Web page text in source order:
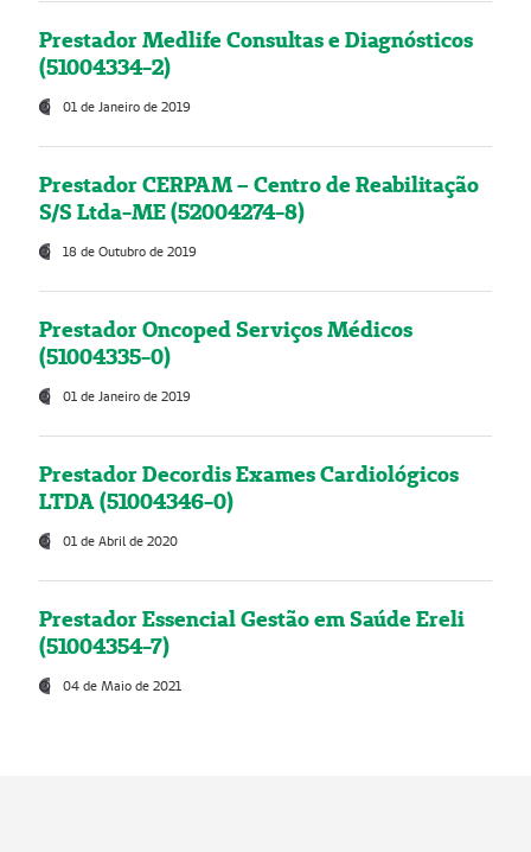
Prestador Medlife Consultas e Diagnósticos
(51004334-2)
01 de Janeiro de 2019
Prestador CERPAM – Centro de Reabilitação
S/S Ltda-ME (52004274-8)
18 de Outubro de 2019
Prestador Oncoped Serviços Médicos
(51004335-0)
01 de Janeiro de 2019
Prestador Decordis Exames Cardiológicos
LTDA (51004346-0)
01 de Abril de 2020
Prestador Essencial Gestão em Saúde Ereli
(51004354-7)
04 de Maio de 2021